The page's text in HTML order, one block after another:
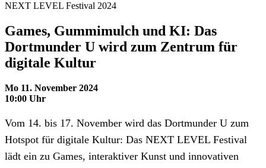
NEXT LEVEL Festival 2024
Games, Gummimulch und KI: Das
Dortmunder U wird zum Zentrum für
digitale Kultur
Mo 11. November 2024
10:00 Uhr
Vom 14. bis 17. November wird das Dortmunder U zum
Hotspot für digitale Kultur: Das NEXT LEVEL Festival
lädt ein zu Games, interaktiver Kunst und innovativen